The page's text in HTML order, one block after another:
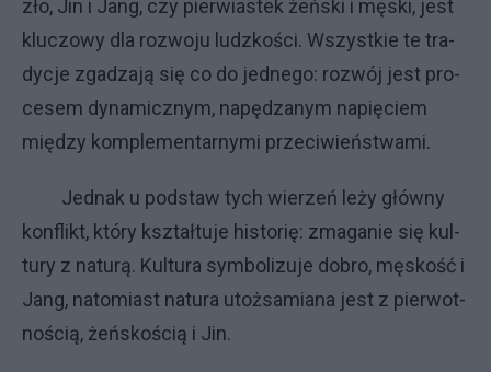
zło, Jin i Jang, czy pier­wia­stek żeń­ski i mę­ski, je­st
klu­czo­wy dla roz­wo­ju ludz­ko­ści. Wszyst­kie te tra­
dy­cje zga­dza­ją się co do jed­ne­go: roz­wój je­st pro­
ce­sem dy­na­micz­nym, na­pę­dza­nym na­pię­ciem
mię­dzy kom­ple­men­tar­ny­mi prze­ci­wień­stwa­mi.
Jed­nak u pod­staw ty­ch wie­rzeń le­ży głów­ny
kon­flikt, któ­ry kształ­tu­je hi­sto­rię: zma­ga­nie się kul­
tu­ry z na­tu­rą. Kul­tu­ra sym­bo­li­zu­je do­bro, mę­sko­ść i
Jang, na­to­mia­st na­tu­ra utoż­sa­mia­na je­st z pier­wot­
no­ścią, żeń­sko­ścią i Jin.